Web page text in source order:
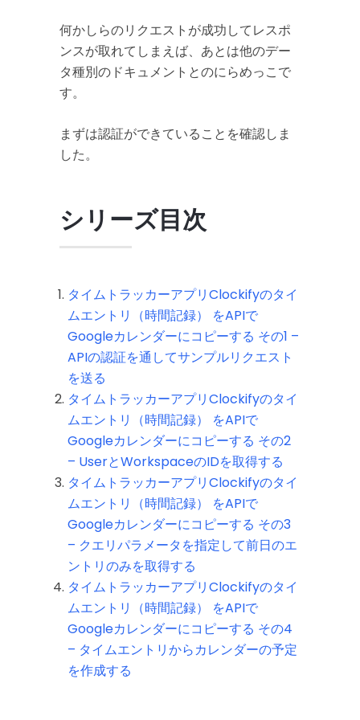
何かしらのリクエストが成功してレスポ
ンスが取れてしまえば、あとは他のデー
タ種別のドキュメントとのにらめっこで
す。
まずは認証ができていることを確認しま
した。
シリーズ目次
タイムトラッカーアプリClockifyのタイ
ムエントリ（時間記録） をAPIで
Googleカレンダーにコピーする その1 –
APIの認証を通してサンプルリクエスト
を送る
タイムトラッカーアプリClockifyのタイ
ムエントリ（時間記録） をAPIで
Googleカレンダーにコピーする その2
– UserとWorkspaceのIDを取得する
タイムトラッカーアプリClockifyのタイ
ムエントリ（時間記録） をAPIで
Googleカレンダーにコピーする その3
– クエリパラメータを指定して前日のエ
ントリのみを取得する
タイムトラッカーアプリClockifyのタイ
ムエントリ（時間記録） をAPIで
Googleカレンダーにコピーする その4
– タイムエントリからカレンダーの予定
を作成する